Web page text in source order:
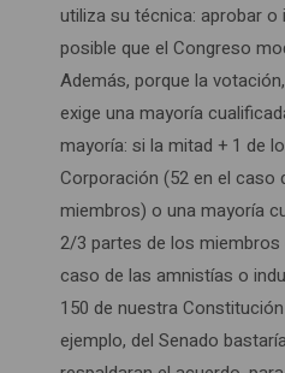
utiliza su técnica: aprobar
posible que el Congreso
Además, porque la
exige una mayoría
mayoría: si la mitad + 1 de
Corporación (52 en el caso
miembros) o una mayoría
2/3 partes de los miembros
caso de las amnistías o
150 de nuestra
ejemplo, del Senado